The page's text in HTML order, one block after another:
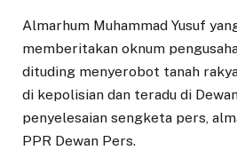
Almarhum Muhammad Yusuf
memberitakan oknum
dituding menyerobot tanah
di kepolisian dan teradu di
penyelesaian sengketa pers,
PPR Dewan Pers.